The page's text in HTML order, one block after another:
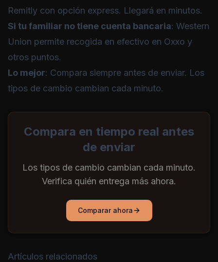
Remitly con opción express. Llegará en minutos.
Si tu familiar no tiene cuenta bancaria: Western
Union permite recogida en efectivo en Oxxo y
otros puntos.
Lo mejor: Compara siempre antes de enviar. Los
tipos de cambio cambian cada minuto.
Compara en tiempo real antes
de enviar
Los tipos de cambio cambian cada minuto.
Verifica quién entrega más ahora.
Comparar ahora
Artículos relacionados